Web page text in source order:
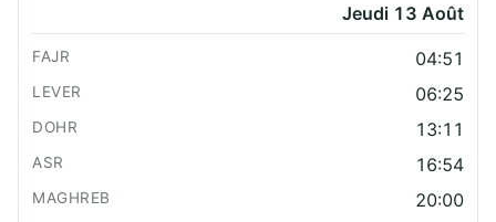
Jeudi 13 Août
04:51
06:25
13:11
16:54
20:00